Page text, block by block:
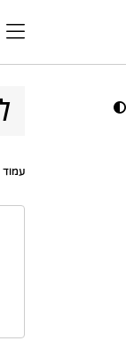
עמוד